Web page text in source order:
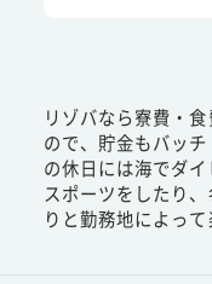
リゾバなら寮費・
ので、貯金もバッ
の休日には海でダ
スポーツをしたり
りと勤務地によっ